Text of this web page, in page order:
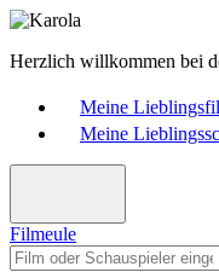
Herzlich willkommen bei
Meine
Meine
Filmeule